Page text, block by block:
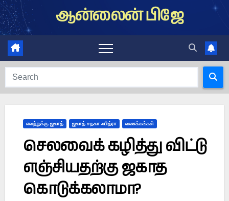
Skip
to
content
ஆன்லைன் பிஜே
எவற்றுக்கு ஜகாத் ஜகாத் சதகா ஃபித்ரா வணக்கங்கள்
செலவைக் கழித்து விட்டு
எஞ்சியதற்கு ஜகாத
கொடுக்கலாமா?